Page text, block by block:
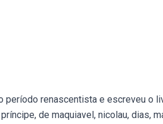
período renascentista e escreveu o
de maquiavel, nicolau, dias,